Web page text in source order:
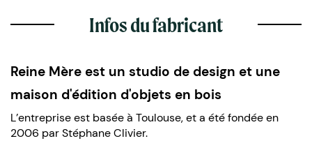
Infos du fabricant
Reine Mère est un studio de design et une
maison d'édition d'objets en bois
L’entreprise est basée à Toulouse, et a été fondée en
2006 par Stéphane Clivier.